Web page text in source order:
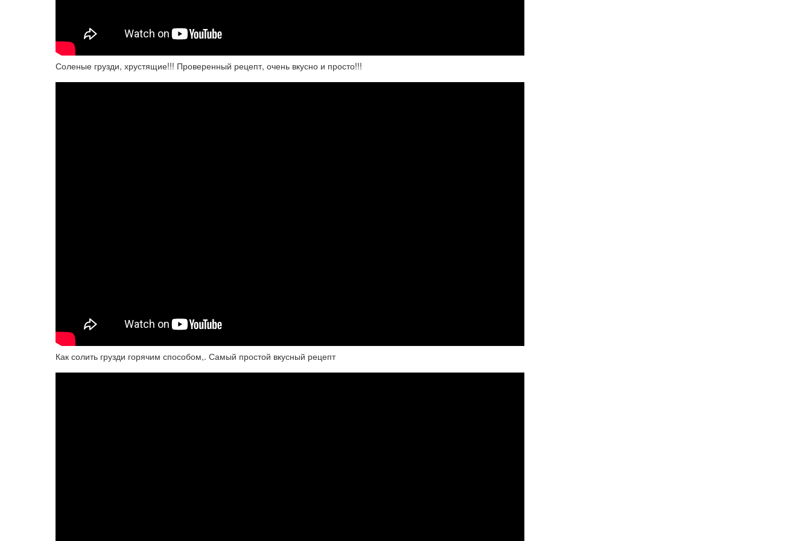
Соленые грузди, хрустящие!!! Проверенный рецепт, очень вкусно и просто!!!
Как солить грузди горячим способом,. Самый простой вкусный рецепт